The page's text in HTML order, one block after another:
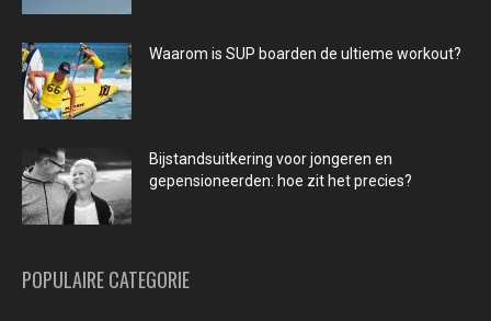
Waarom is SUP boarden de ultieme workout?
Bijstandsuitkering voor jongeren en
gepensioneerden: hoe zit het precies?
POPULAIRE CATEGORIE